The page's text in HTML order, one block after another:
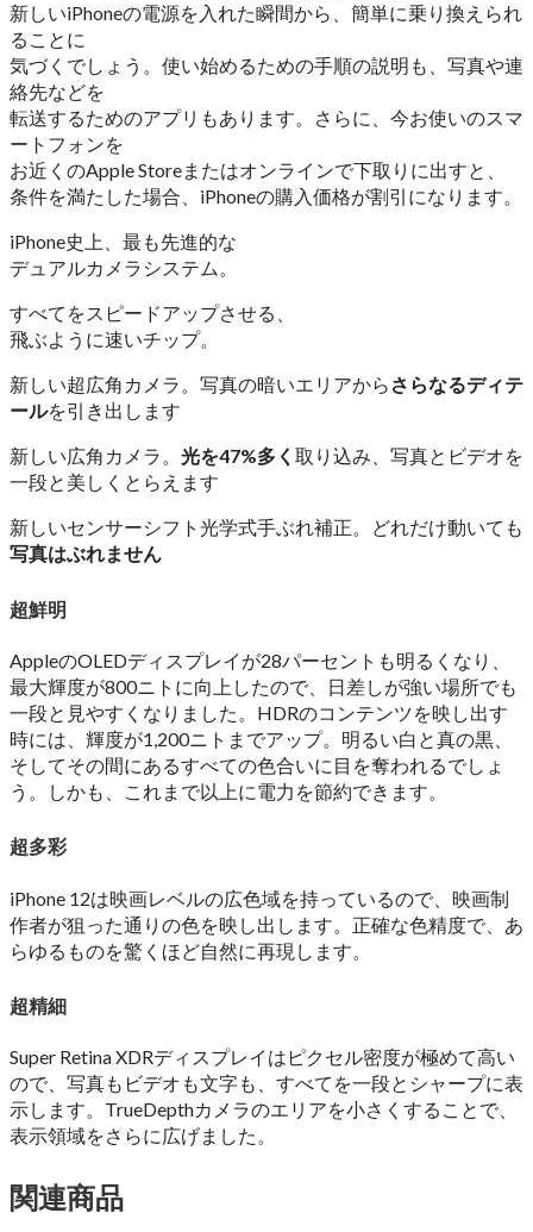
新しいiPhoneの電源を 入れた瞬間から、 簡単に乗り換えられ
る ことに
気づく でしょう。 使い始めるための手順の説明も、 写真や連
絡先などを
転送するためのアプリもあります。 さらに、 今お使いのスマ
ートフォンを
お近くのApple Storeまたはオンラインで下取りに出すと、
条件を満たした場合、 iPhoneの購入価格が割引になります。
iPhone史上、 最も先進的な
デュアルカメラシステム。
すべてをスピードアップさせる、
飛ぶように速いチップ。
新しい超広角カメラ。 写真の暗いエリアから さらなるディテ
ールを引き出し ます
新しい広角カメラ。 光を47%多く 取り込み、 写真と ビデオを
一段と 美しく とらえます
新しいセンサーシフト 光学式手ぶれ補正。 どれだけ動いても
写真はぶれません
超鮮明
AppleのOLEDディスプレイが28パーセントも明るくなり、
最大輝度が800ニトに向上したので、日差しが強い場所でも
一段と見やすくなりました。HDRのコンテンツを映し出す
時には、輝度が1,200ニトまでアップ。明るい白と真の黒、
そしてその間にあるすべての色合いに目を奪われるでしょ
う。しかも、これまで以上に電力を節約でき ます。
超多彩
iPhone 12は映画レベルの広色域を持っているので、映画制
作者が狙った通りの色を映し出します。正確な色精度で、あ
らゆるものを驚くほど自然に再現し
ます。
超精細
Super Retina XDRディスプレイはピクセル密度が極めて高い
ので、写真もビデオも文字も、すべてを一段とシャープに表
示します。TrueDepthカメラのエリアを小さくすることで、
表示領域をさらに広げま した。
関連商品